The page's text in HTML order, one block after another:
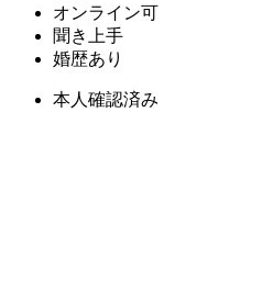
オンライン可
聞き上手
婚歴あり
本人確認済み